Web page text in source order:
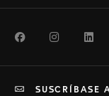
FacebookInstagram
SUSCRÍBASE